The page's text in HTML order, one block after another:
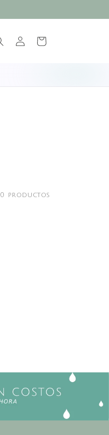
sesión
Carrito
0 productos